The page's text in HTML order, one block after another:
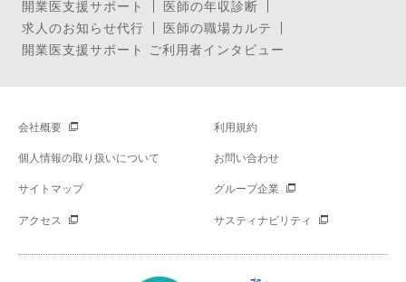
開業医支援サポート
医師の年収診断
求人のお知らせ代行
医師の職場カルテ
開業医支援サポート ご利用者インタビュー
会社概要 利用規約
個人情報の取り扱いについて お問い合わせ
サイトマップ グループ企業
アクセス サスティナビリティ